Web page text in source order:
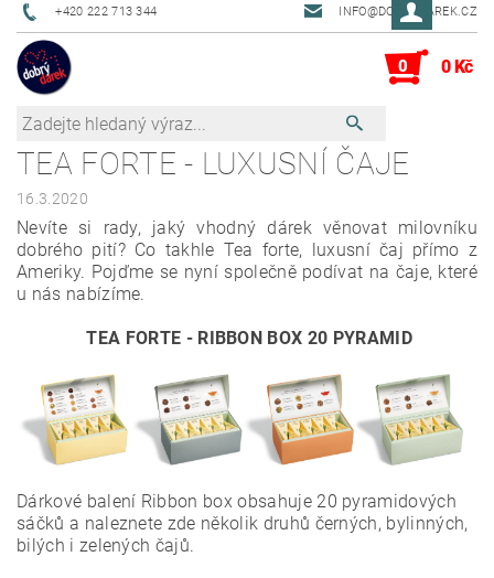
+420 222 713 344 INFO@DOBRYDAREK.CZ
0 0 Kč
TEA FORTE - LUXUSNÍ ČAJE
16.3.2020
Nevíte si rady, jaký vhodný dárek věnovat milovníku
dobrého pití? Co takhle Tea forte, luxusní čaj přímo z
Ameriky. Pojďme se nyní společně podívat na čaje, které
u nás nabízíme.
TEA FORTE - RIBBON BOX 20 PYRAMID
Dárkové balení Ribbon box obsahuje 20 pyramidových
sáčků a naleznete zde několik druhů černých, bylinných,
bilých i zelených čajů.